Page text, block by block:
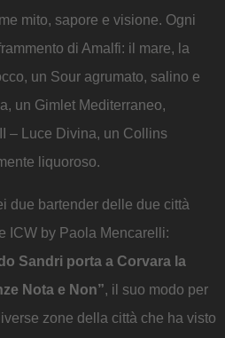
mito, sapore e visione. Ogni
di Amalfi: il mare, la
un Sour agrumato, salino e
un Gimlet Mediterraneo,
– Luce Divina, un Collins
liquoroso.
due bartender delle due città
ICW by Paola Mencarelli:
Sandri porta a Corvara la
Nota e Non”, il suo modo per
zone della città che ha visto